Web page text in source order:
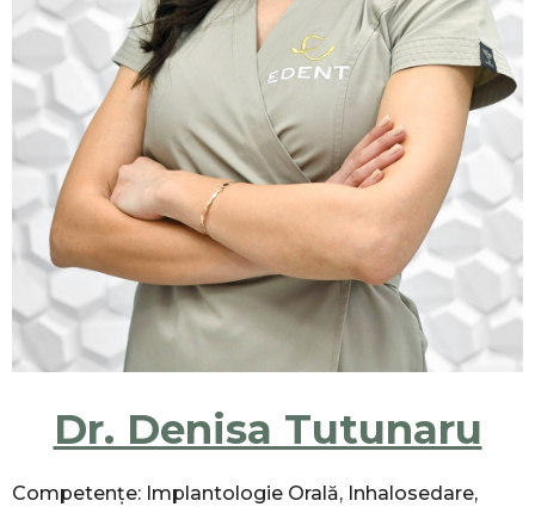
Dr. Denisa Tutunaru
Competențe: Implantologie Orală, Inhalosedare,